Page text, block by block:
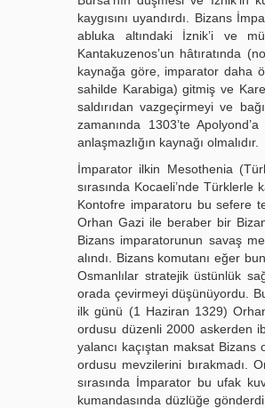
kaygısını uyandırdı. Bizans
abluka altındaki İznik’i ve
Kantakuzenos’un hâtıratında
kaynağa göre, imparator daha
sahilde Karabiga) gitmiş ve
saldırıdan vazgeçirmeyi ve
zamanında 1303’te
anlaşmazlığın kaynağı olmalıdır.
İmparator ilkin Mesothenia
sırasında Kocaeli’nde
Kontofre imparatoru bu sefere
Orhan Gazi ile beraber bir
Bizans imparatorunun savaş
alındı. Bizans komutanı eğer
Osmanlılar stratejik üstünlük
orada çevirmeyi düşünüyordu.
ilk günü (1 Haziran 1329)
ordusu düzenli 2000 askerden
yalancı kaçıştan maksat
ordusu mevzilerini bırakmadı.
sırasında İmparator bu ufak
kumandasında düzlüğe